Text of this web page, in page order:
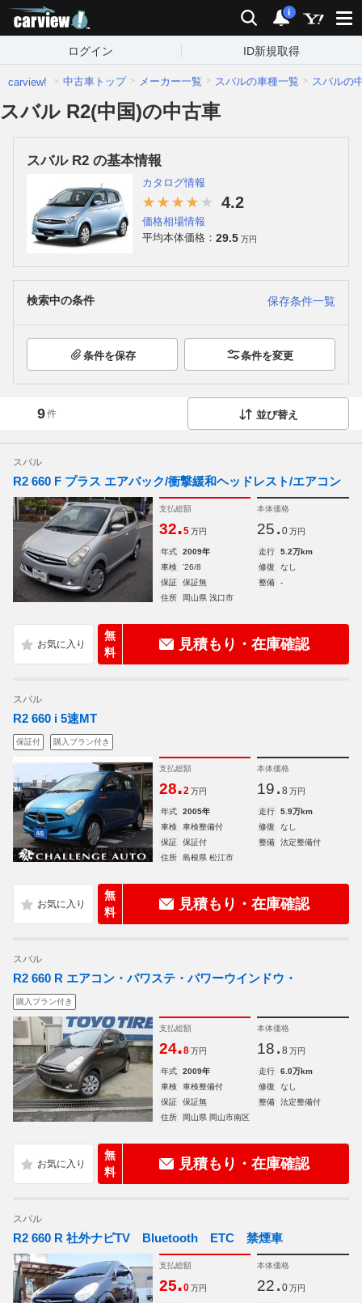
検索 通知
i
ログイン ID新規取得
carview! 中古車トップ メーカー一覧 スバルの車種一覧 スバルの
スバル R2(中国)の中古車
スバル R2 の基本情報
カタログ情報
4.2
価格相場情報
平均本体価格： 29.5 万円
検索中の条件 保存条件一覧
条件を保存 条件を変更
9件 並び替え
スバル
R2 660 F プラス エアバック/衝撃緩和ヘッドレスト/エアコン
支払総額
32.5 万円
本体価格
25. 0 万円
年式 2009年 走行
5.2万km
車検
'26/8 修復
なし
保証
保証無 整備
-
住所
岡山県 浅口市
無
料
見積もり・在庫確認
スバル
R2 660 i 5速MT
保証付 購入プラン付き
支払総額
28.2 万円
本体価格
19. 8 万円
年式 2005年 走行
5.9万km
車検
車検整備付 修復
なし
保証
保証付 整備
法定整備付
住所
島根県 松江市
無
料
見積もり・在庫確認
スバル
R2 660 R エアコン・パワステ・パワーウインドウ・
購入プラン付き
支払総額
24.8 万円
本体価格
18. 8 万円
年式 2009年 走行
6.0万km
車検
車検整備付 修復
なし
保証
保証無 整備
法定整備付
住所
岡山県 岡山市南区
無
料
見積もり・在庫確認
スバル
R2 660 R 社外ナビTV Bluetooth ETC 禁煙車
支払総額
25.0 万円
本体価格
22. 0 万円